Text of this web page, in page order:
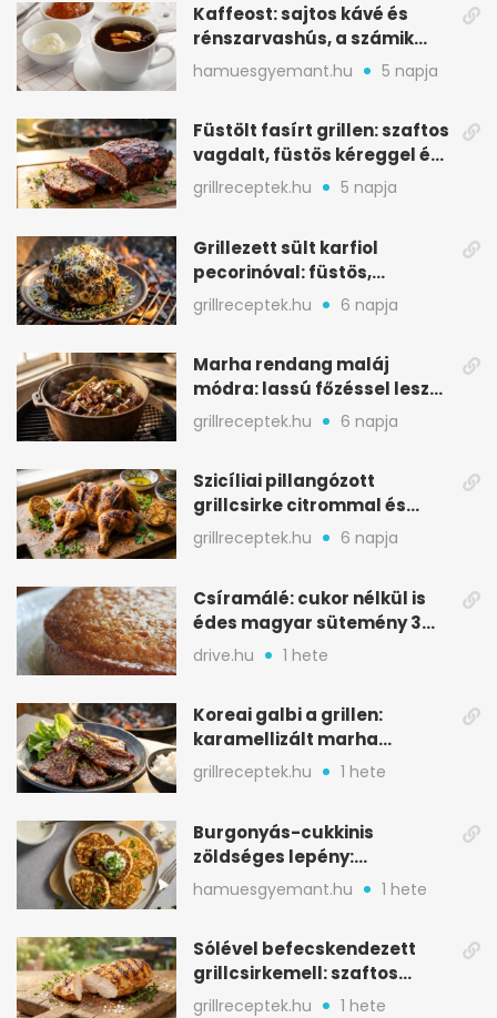
Kaffeost: sajtos kávé és
rénszarvashús, a számik
melegítő itala
hamuesgyemant.hu 5 napja
Füstölt fasírt grillen: szaftos
vagdalt, füstös kéreggel és
BBQ mázzal
grillreceptek.hu 5 napja
Grillezett sült karfiol
pecorinóval: füstös,
karamellizált nyári kedvenc
grillreceptek.hu 6 napja
Marha rendang maláj
módra: lassú főzéssel lesz
igazán szaftos
grillreceptek.hu 6 napja
Szicíliai pillangózott
grillcsirke citrommal és
oregánóval
grillreceptek.hu 6 napja
Csíramálé: cukor nélkül is
édes magyar sütemény 3
alapanyagból
drive.hu 1 hete
Koreai galbi a grillen:
karamellizált marha
rövidborda gyorsan
grillreceptek.hu 1 hete
Burgonyás-cukkinis
zöldséges lepény:
aranybarna, szaftos, hús
nélkül is
hamuesgyemant.hu 1 hete
Sólével befecskendezett
grillcsirkemell: szaftos
marad, nem szárad ki
grillreceptek.hu 1 hete